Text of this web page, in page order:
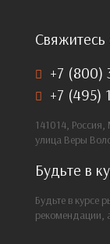
+7 (800)
+7 (495)
141014,
улица Веры
Будьте в
Будьте в курсе
рекомендации,